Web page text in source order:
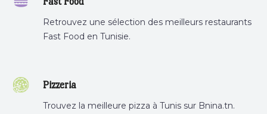
Retrouvez une sélection des meilleurs restaurants
Fast Food en Tunisie.
Pizzeria
Trouvez la meilleure pizza à Tunis sur Bnina.tn.